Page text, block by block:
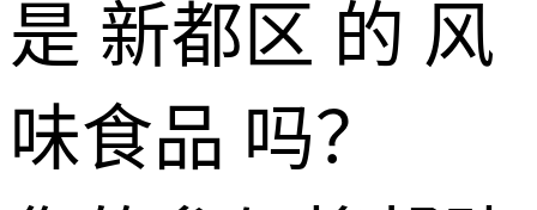
是 新都区 的 风
味食品 吗？